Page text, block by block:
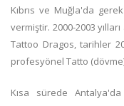
Kıbrıs ve Muğla'da
vermiştir. 2000-2003
Tattoo Dragos, tarihler
profesyönel Tatto
Kısa sürede